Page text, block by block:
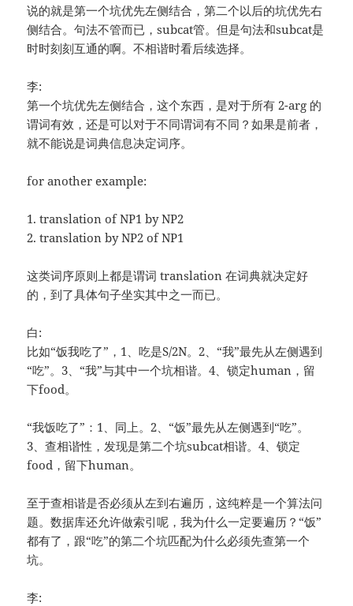
说的就是第一个坑优先左侧结合，第二个以后的坑优先右
侧结合。句法不管而已，subcat管。但是句法和subcat是
时时刻刻互通的啊。不相谐时看后续选择。
李:
第一个坑优先左侧结合，这个东西，是对于所有 2-arg 的
谓词有效，还是可以对于不同谓词有不同？如果是前者，
就不能说是词典信息决定词序。
for another example:
1. translation of NP1 by NP2
2. translation by NP2 of NP1
这类词序原则上都是谓词 translation 在词典就决定好
的，到了具体句子坐实其中之一而已。
白:
比如“饭我吃了”，1、吃是S/2N。2、“我”最先从左侧遇到
“吃”。3、“我”与其中一个坑相谐。4、锁定human，留
下food。
“我饭吃了”：1、同上。2、“饭”最先从左侧遇到“吃”。
3、查相谐性，发现是第二个坑subcat相谐。4、锁定
food，留下human。
至于查相谐是否必须从左到右遍历，这纯粹是一个算法问
题。数据库还允许做索引呢，我为什么一定要遍历？“饭”
都有了，跟“吃”的第二个坑匹配为什么必须先查第一个
坑。
李: